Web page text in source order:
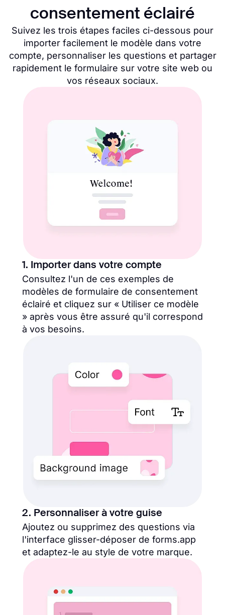
Formulaires d'accord
Formulaires de réclamation 36
Voir toutes les catégories de Formulaires
consentement éclairé
Suivez les trois étapes faciles ci-dessous pour
importer facilement le modèle dans votre
compte, personnaliser les questions et partager
rapidement le formulaire sur votre site web ou
vos réseaux sociaux.
1. Importer dans votre compte
Consultez l'un de ces exemples de
modèles de formulaire de consentement
éclairé et cliquez sur « Utiliser ce modèle
» après vous être assuré qu'il correspond
à vos besoins.
2. Personnaliser à votre guise
Ajoutez ou supprimez des questions via
l'interface glisser-déposer de forms.app
et adaptez-le au style de votre marque.